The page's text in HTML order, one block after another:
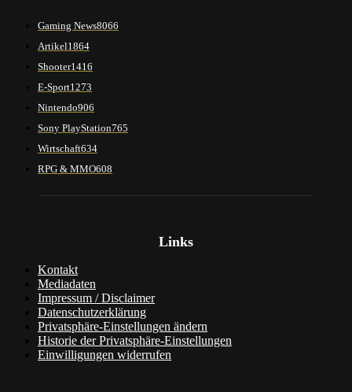
Gaming News8066
Artikel1864
Shooter1416
E-Sport1273
Nintendo906
Sony PlayStation765
Wirtschaft634
RPG & MMO608
Links
Kontakt
Mediadaten
Impressum / Disclaimer
Datenschutzerklärung
Privatsphäre-Einstellungen ändern
Historie der Privatsphäre-Einstellungen
Einwilligungen widerrufen